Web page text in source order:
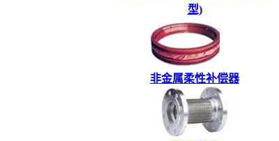
型)
非金属柔性补偿器